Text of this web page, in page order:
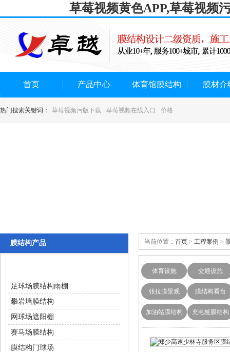
草莓视频黄色APP,草莓视频
首页 产品中心 体育馆膜结构 膜材介
热门搜索关键词： 草莓视频污版下载 草莓视频在线入口 价格
当前位置： 首页 > 工程案例 >
体育设施 交通设施
张拉膜景观 膜结构看台
加油站膜结构 充电桩膜结构
膜结构产品
足球场膜结构雨棚
攀岩墙膜结构
网球场遮阳棚
赛马场膜结构
膜结构门球场